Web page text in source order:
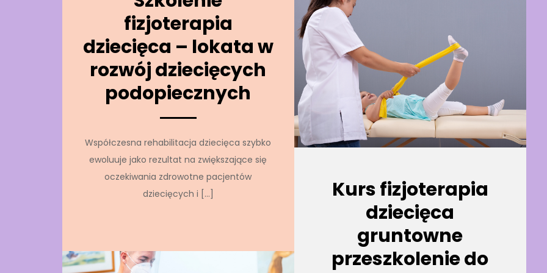
fizjoterapia
dziecięca – lokata w
rozwój dziecięcych
podopiecznych
Współczesna rehabilitacja dziecięca szybko
ewoluuje jako rezultat na zwiększające się
oczekiwania zdrowotne pacjentów
dziecięcych i […]
Kurs fizjoterapia
dziecięca
gruntowne
przeszkolenie do